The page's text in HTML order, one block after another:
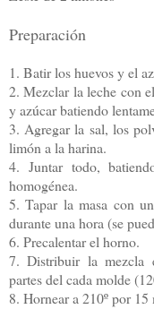
Preparación
1. Batir los huevos y el
2. Mezclar la leche con
y azúcar batiendo
3. Agregar la sal, los
limón a la harina.
4. Juntar todo,
homogénea.
5. Tapar la masa con
durante una hora (se
6. Precalentar el horno.
7. Distribuir la mezcla
partes del cada molde
8. Hornear a 210º por